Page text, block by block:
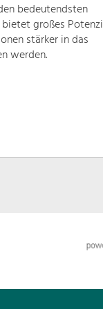
bedeutendsten
großes
stärker in das
werden.